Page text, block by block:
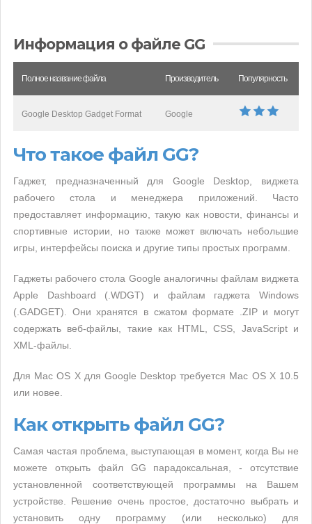
Информация о файле GG
Полное название файла Производитель Популярность
Google Desktop Gadget Format Google
Что такое файл GG?
Гаджет, предназначенный для Google Desktop, виджета
рабочего стола и менеджера приложений. Часто
предоставляет информацию, такую ​​как новости, финансы и
спортивные истории, но также может включать небольшие
игры, интерфейсы поиска и другие типы простых программ.
Гаджеты рабочего стола Google аналогичны файлам виджета
Apple Dashboard (.WDGT) и файлам гаджета Windows
(.GADGET). Они хранятся в сжатом формате .ZIP и могут
содержать веб-файлы, такие как HTML, CSS, JavaScript и
XML-файлы.
Для Mac OS X для Google Desktop требуется Mac OS X 10.5
или новее.
Как открыть файл GG?
Самая частая проблема, выступающая в момент, когда Вы не
можете открыть файл GG парадоксальная, - отсутствие
установленной соответствующей программы на Вашем
устройстве. Решение очень простое, достаточно выбрать и
установить одну программу (или несколько) для